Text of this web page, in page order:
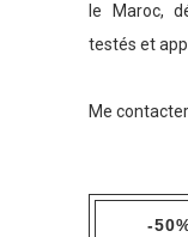
le Maroc,
testés et
Me
-